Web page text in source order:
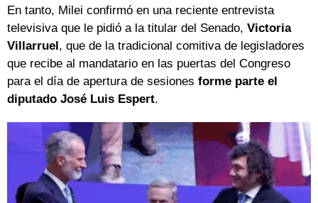
En tanto, Milei confirmó en una reciente entrevista
televisiva que le pidió a la titular del Senado, Victoria
Villarruel , que de la tradicional comitiva de legisladores
que recibe al mandatario en las puertas del Congreso
para el día de apertura de sesiones forme parte el
diputado José Luis Espert.